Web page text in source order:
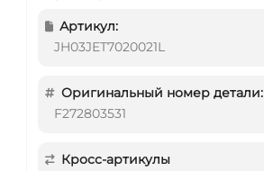
Артикул:
JH03JET7020021L
Оригинальный номер детали:
F272803531
Кросс-артикулы